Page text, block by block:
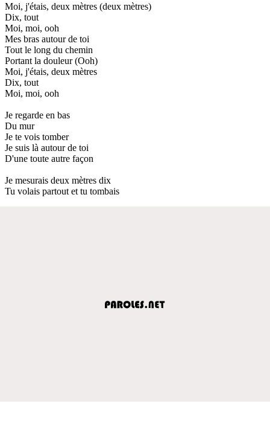
Moi, j'étais, deux mètres (deux mètres)
Dix, tout
Moi, moi, ooh
Mes bras autour de toi
Tout le long du chemin
Portant la douleur (Ooh)
Moi, j'étais, deux mètres
Dix, tout
Moi, moi, ooh
Je regarde en bas
Du mur
Je te vois tomber
Je suis là autour de toi
D'une toute autre façon
Je mesurais deux mètres dix
Tu volais partout et tu tombais